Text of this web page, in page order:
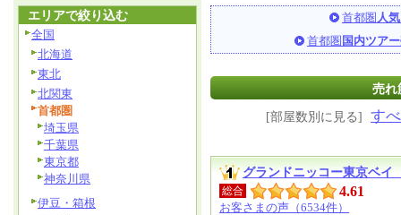
首都圏 人気
首都圏 国内ツア
売れ
[部屋数別に見る] す
グランドニッコー東京ベ
総合 4.61
お客さまの声（6534件）
エリアで絞り込む
全国
北海道
東北
北関東
首都圏
埼玉県
千葉県
東京都
神奈川県
伊豆・箱根